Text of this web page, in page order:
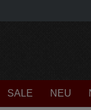
SALE NEU